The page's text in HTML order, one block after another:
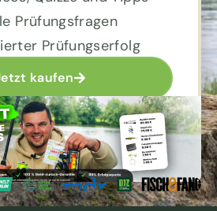
Prüfungsfragen
Prüfungserfolg
kaufen
Bekannt aus